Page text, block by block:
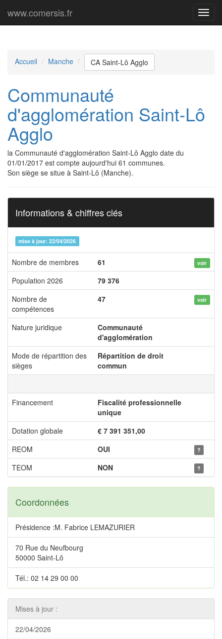
Menu
www.comersis.fr
Accueil Manche CA Saint-Lô Agglo
Communauté
d'agglomération Saint-Lô
Agglo
la Communauté d'agglomération Saint-Lô Agglo date du
01/01/2017 est compte aujourd'hui 61 communes.
Son siège se situe à Saint-Lô (Manche).
Informations & chiffres clés
mise à jour: 22/04/2026
Nombre de membres 61 voir
Population 2026
79 376
Nombre de
compétences
47 voir
Nature juridique
Communauté
d'agglomération
Mode de répartition des
sièges
Répartition de droit
commun
Financement
Fiscalité professionnelle
unique
Dotation globale
€ 7 391 351,00
REOM
OUI ?
TEOM NON ?
Coordonnées
Présidence :M. Fabrice LEMAZURIER
70 Rue du Neufbourg
50000 Saint-Lô
Tél.: 02 14 29 00 00
Mises à jour :
22/04/2026